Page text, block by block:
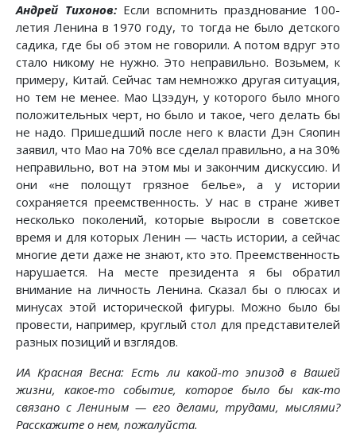
Андрей Тихонов:Если вспомнить празднование 100-
летия Ленина в 1970 году, то тогда не было детского
садика, где бы об этом не говорили. А потом вдруг это
стало никому не нужно. Это неправильно. Возьмем, к
примеру, Китай. Сейчас там немножко другая ситуация,
но тем не менее. Мао Цзэдун, у которого было много
положительных черт, но было и такое, чего делать бы
не надо. Пришедший после него к власти Дэн Сяопин
заявил, что Мао на 70% все сделал правильно, а на 30%
неправильно, вот на этом мы и закончим дискуссию. И
они «не полощут грязное белье», а у истории
сохраняется преемственность. У нас в стране живет
несколько поколений, которые выросли в советское
время и для которых Ленин — часть истории, а сейчас
многие дети даже не знают, кто это. Преемственность
нарушается. На месте президента я бы обратил
внимание на личность Ленина. Сказал бы о плюсах и
минусах этой исторической фигуры. Можно было бы
провести, например, круглый стол для представителей
разных позиций и взглядов.
ИА Красная Весна: Есть ли какой-то эпизод в Вашей
жизни, какое-то событие, которое было бы как-то
связано с Лениным — его делами, трудами, мыслями?
Расскажите о нем, пожалуйста.